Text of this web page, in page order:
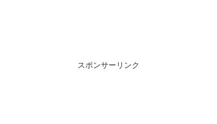
スポンサーリンク